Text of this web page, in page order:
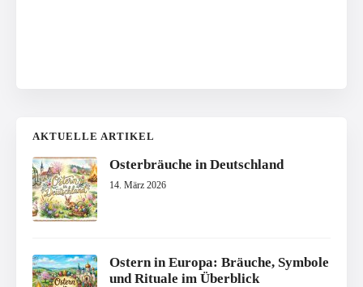
AKTUELLE ARTIKEL
Osterbräuche in Deutschland
14. März 2026
Ostern in Europa: Bräuche, Symbole
und Rituale im Überblick